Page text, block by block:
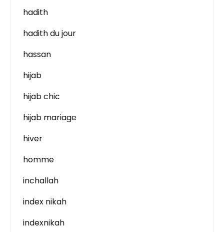
hadith
hadith du jour
hassan
hijab
hijab chic
hijab mariage
hiver
homme
inchallah
index nikah
indexnikah